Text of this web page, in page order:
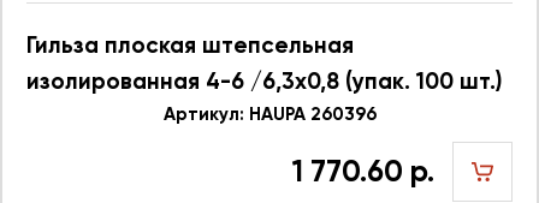
Гильза плоская штепсельная
изолированная 4-6 /6,3x0,8 (упак. 100 шт.)
Артикул: HAUPA 260396
1 770.60 р.